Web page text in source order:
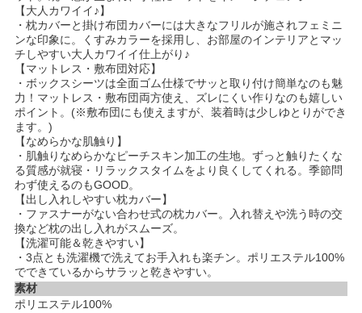
【大人カワイイ♪】
・枕カバーと掛け布団カバーには大きなフリルが施されフェミニ
ンな印象に。くすみカラーを採用し、お部屋のインテリアとマッ
チしやすい大人カワイイ仕上がり♪
【マットレス・敷布団対応】
・ボックスシーツは全面ゴム仕様でサッと取り付け簡単なのも魅
力！マットレス・敷布団両方使え、ズレにくい作りなのも嬉しい
ポイント。(※敷布団にも使えますが、装着時は少しゆとりができ
ます。)
【なめらかな肌触り】
・肌触りなめらかなピーチスキン加工の生地。ずっと触りたくな
る質感が就寝・リラックスタイムをより良くしてくれる。季節問
わず使えるのもGOOD。
【出し入れしやすい枕カバー】
・ファスナーがない合わせ式の枕カバー。入れ替えや洗う時の交
換など枕の出し入れがスムーズ。
【洗濯可能＆乾きやすい】
・3点とも洗濯機で洗えてお手入れも楽チン。ポリエステル100%
でできているからサラッと乾きやすい。
素材
ポリエステル100%